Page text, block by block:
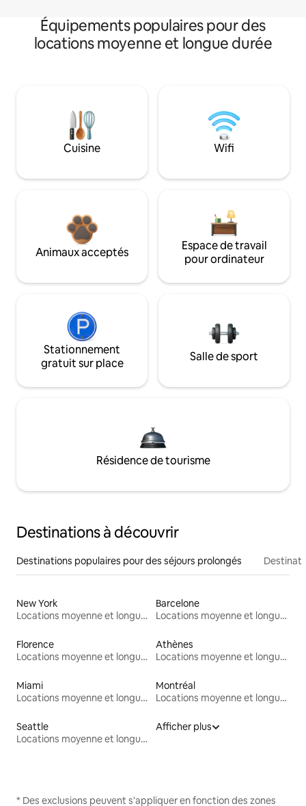
Équipements populaires pour des
locations moyenne et longue durée
Cuisine Wifi
Animaux acceptés
Espace de travail
pour ordinateur
Stationnement
gratuit sur place
Salle de sport
Résidence de tourisme
Destinations à découvrir
Destinations populaires pour des séjours prolongés
New York
Locations moyenne et longue durée
Barcelone
Locations moyenne et longue durée
Florence
Locations moyenne et longue durée
Athènes
Locations moyenne et longue durée
Miami
Locations moyenne et longue durée
Montréal
Locations moyenne et longue durée
Seattle
Locations moyenne et longue durée
Afficher plus
* Des exclusions peuvent s'appliquer en fonction des zones